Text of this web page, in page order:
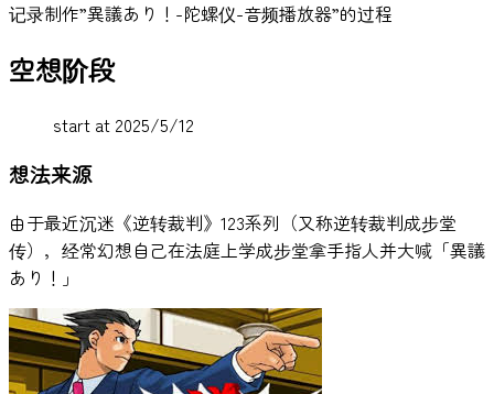
记录制作”異議あり！-陀螺仪-音频播放器”的过程
空想阶段
start at 2025/5/12
想法来源
由于最近沉迷《逆转裁判》123系列（又称逆转裁判成步堂
传），经常幻想自己在法庭上学成步堂拿手指人并大喊「異議
あり！」